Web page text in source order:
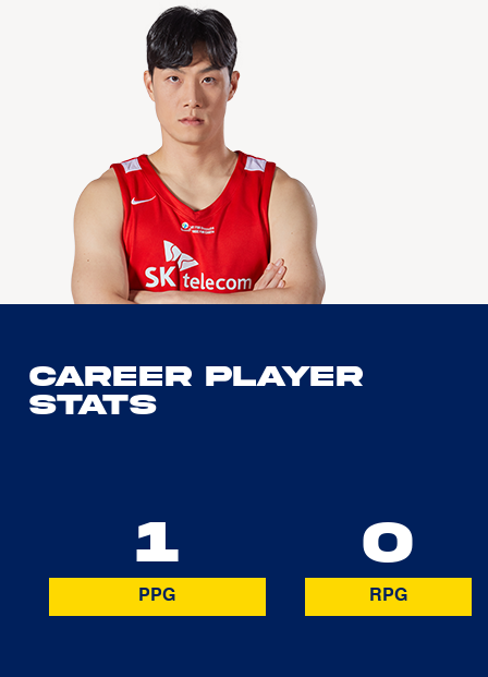
Career Player
Stats
1
PPG
0
RPG